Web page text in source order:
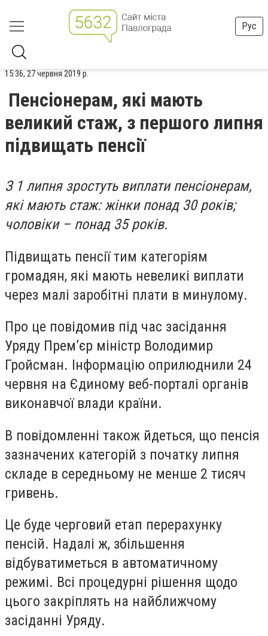
Рус
15:36, 27 червня 2019 р.
Пенсіонерам, які мають
великий стаж, з першого липня
підвищать пенсії
З 1 липня зростуть виплати пенсіонерам,
які мають стаж: жінки понад 30 років;
чоловіки – понад 35 років.
Підвищать пенсії тим категоріям
громадян, які мають невеликі виплати
через малі заробітні плати в минулому.
Про це повідомив під час засідання
Уряду Прем’єр міністр Володимир
Гройсман. Інформацію оприлюднили 24
червня на Єдиному веб-порталі органів
виконавчої влади країни.
В повідомленні також йдеться, що пенсія
зазначених категорій з початку липня
складе в середньому не менше 2 тисяч
гривень.
Це буде черговий етап перерахунку
пенсій. Надалі ж, збільшення
відбуватиметься в автоматичному
режимі. Всі процедурні рішення щодо
цього закріплять на найближчому
засіданні Уряду.